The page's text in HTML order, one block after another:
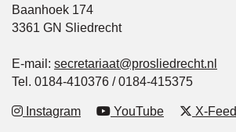
Baanhoek 174
3361 GN Sliedrecht
E-mail: secretariaat@prosliedrecht.nl
Tel. 0184-410376 / 0184-415375
Instagram YouTube X-Feed